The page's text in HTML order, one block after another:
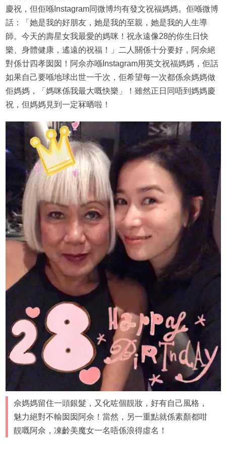
慶祝，但佢喺Instagram同微博均有發文祝福媽媽。佢喺微博
話：「她是我的好朋友，她是我的至親，她是我的人生導
師。今天的壽星女我最愛的媽咪！祝永遠像28的你生日快
樂、身體健康，遙遠的祝福！」二人關係十分要好，阿佘絕
對係廿四孝囡囡！阿佘亦喺Instagram用英文祝福媽媽，佢話
如果自己要喺地球出世一千次，佢希望每一次都係佘媽媽做
佢媽媽，「媽咪係我最大嘅快樂」！雖然正日同唔到媽媽慶
祝，但媽媽見到一定冧晒啦！
佘媽媽留住一頭銀髮，又化咗個靚妝，好有自己風格，
魅力絕對不輸囡囡阿佘！當然，另一重點就係素顏都咁
靚嘅阿佘，凍齡美魔女一名唔係浪得虛名！